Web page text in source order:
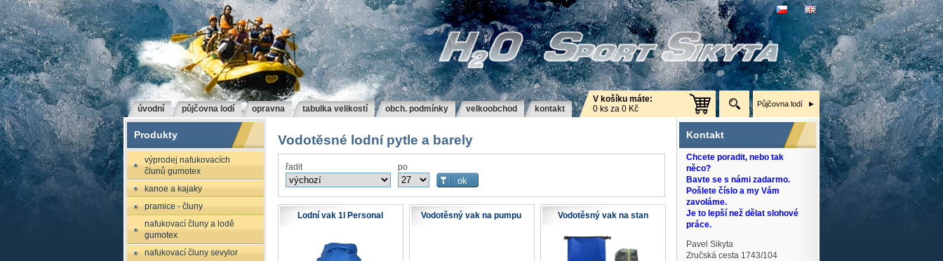
úvodní půjčovna lodí opravna tabulka velikostí obch. podmínky velkoobchod kontakt
V košíku máte:
0 ks za 0 Kč
Půjčovna lodí
Vodotěsné lodní pytle a barely
řadit po
Lodní vak 1l Personal Vodotěsný vak na pumpu Vodotěsný vak na stan
Produkty
výprodej nafukovacích
člunů gumotex
kanoe a kajaky
pramice - čluny
nafukovací čluny a lodě
gumotex
nafukovací čluny sevylor
Kontakt
Chcete poradit, nebo tak
něco?
Bavte se s námi zadarmo.
Pošlete číslo a my Vám
zavoláme.
Je to lepší než dělat slohové
práce.
Pavel Sikyta
Zručská cesta 1743/104